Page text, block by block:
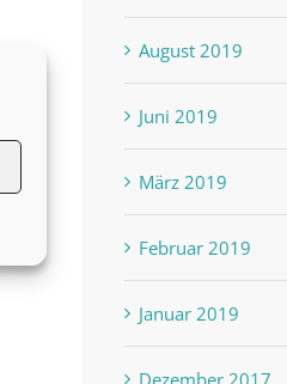
August 2019
Juni 2019
März 2019
Februar 2019
Januar 2019
Dezember 2017